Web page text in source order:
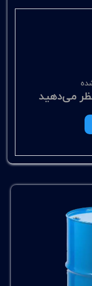
می‌دهید